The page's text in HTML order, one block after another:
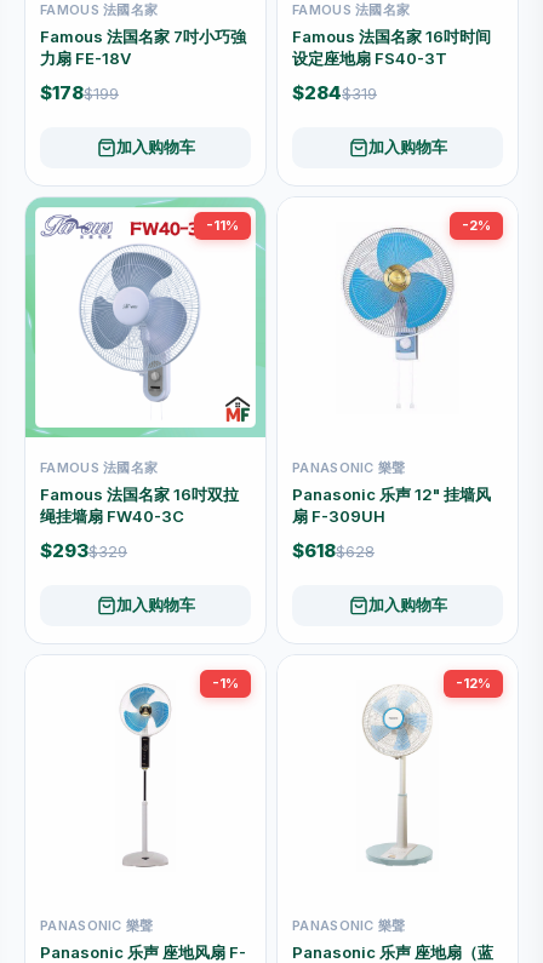
FAMOUS 法國名家
Famous 法国名家 7吋小巧強
力扇 FE-18V
$178$199
加入购物车
FAMOUS 法國名家
Famous 法国名家 16吋时间
设定座地扇 FS40-3T
$284$319
加入购物车
-11%
FAMOUS 法國名家
Famous 法国名家 16吋双拉
绳挂墙扇 FW40-3C
$293$329
加入购物车
-2%
PANASONIC 樂聲
Panasonic 乐声 12" 挂墙风
扇 F-309UH
$618$628
加入购物车
-1%
PANASONIC 樂聲
Panasonic 乐声 座地风扇 F-
-12%
PANASONIC 樂聲
Panasonic 乐声 座地扇（蓝